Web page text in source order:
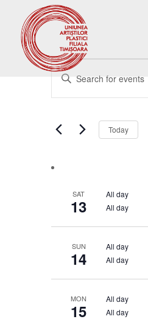
Events
Events
Search
and
Navigation
Enter
Keyword.
Search
Events
Today
SAT
13
All day
All day
SUN
14
All day
All day
MON
15
All day
All day